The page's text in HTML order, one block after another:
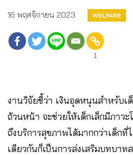
16 พฤศจิกายน 2023 WELFARE
1
งานวิจัยชี้ว่า เงินอุดหนุนสำหรับเ
ถ้วนหน้า จะช่วยให้เด็กเล็กมีภาวะ
ถึงบริการสุขภาพได้มากกว่าเด็กที่
เดียวกันก็เป็นการส่งเสริมบทบาท